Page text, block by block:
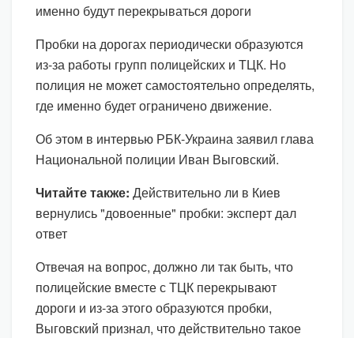
именно будут перекрываться дороги
Пробки на дорогах периодически образуются
из-за работы групп полицейских и ТЦК. Но
полиция не может самостоятельно определять,
где именно будет ограничено движение.
Об этом в интервью РБК-Украина заявил глава
Национальной полиции Иван Выговский.
Читайте также: Действительно ли в Киев
вернулись "довоенные" пробки: эксперт дал
ответ
Отвечая на вопрос, должно ли так быть, что
полицейские вместе с ТЦК перекрывают
дороги и из-за этого образуются пробки,
Выговский признал, что действительно такое